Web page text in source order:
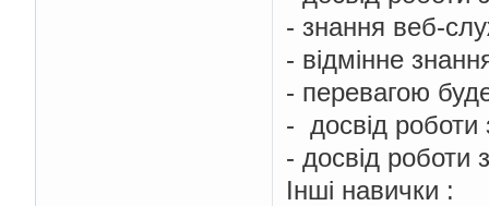
- знання веб-
- відмінне
- перевагою
- досвід
- досвід роботи
Інші навички :